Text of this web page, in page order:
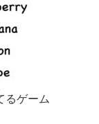
るゲーム